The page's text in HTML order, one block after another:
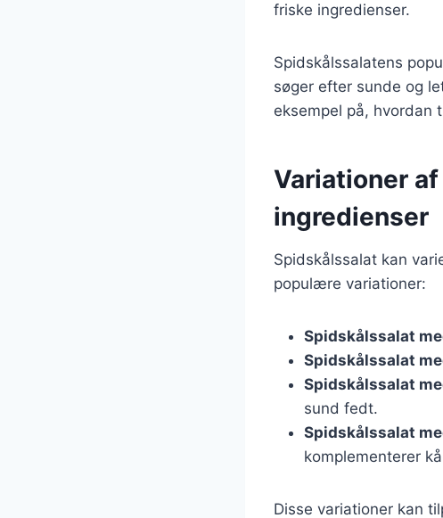
friske ingredienser.
Spidskålssalatens
søger efter sunde og
eksempel på, hvordan
Variationer
ingredienser
Spidskålssalat kan
populære variationer:
Spidskålssalat
Spidskålssalat
Spidskålssalat
sund fedt.
Spidskålssalat
komplementerer
Disse variationer kan